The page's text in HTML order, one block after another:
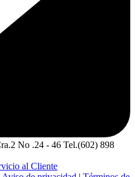
No .24 - 46 Tel.(602) 898
al Cliente